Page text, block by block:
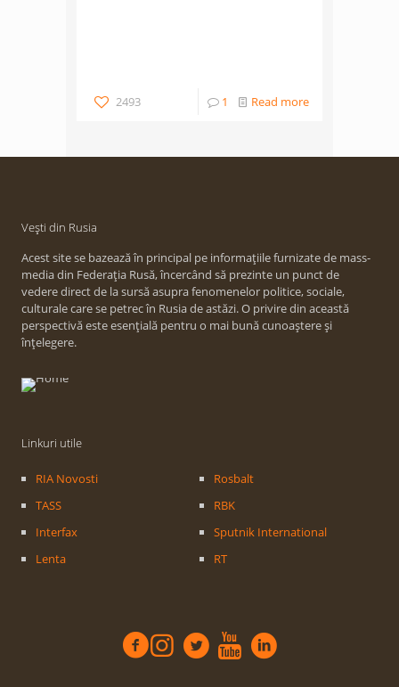
2493 1 Read more
Vești din Rusia
Acest site se bazează în principal pe informațiile furnizate de mass-
media din Federația Rusă, încercând să prezinte un punct de
vedere direct de la sursă asupra fenomenelor politice, sociale,
culturale care se petrec în Rusia de astăzi. O privire din această
perspectivă este esențială pentru o mai bună cunoaștere și
înțelegere.
Linkuri utile
RIA Novosti
TASS
Interfax
Lenta
Rosbalt
RBK
Sputnik International
RT